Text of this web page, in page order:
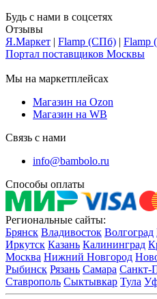
Будь с нами в соцсетях
Отзывы
Я.Маркет | Flamp (СПб) | Flamp
Портал поставщиков Москвы
Мы на маркетплейсах
Магазин на Ozon
Магазин на WB
Связь с нами
info@bambolo.ru
Способы оплаты
Региональные сайты:
Брянск Владивосток Волгоград
Иркутск Казань Калининград
Москва Нижний Новгород
Рыбинск Рязань Самара Санкт-
Ставрополь Сыктывкар Тула